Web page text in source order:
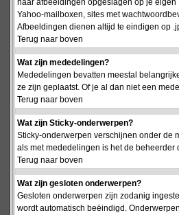
naar afbeeldingen opgeslagen op je
Yahoo-mailboxen, sites met
Afbeeldingen dienen altijd te eindigen op
Terug naar boven
Wat zijn mededelingen?
Mededelingen bevatten meestal
ze zijn geplaatst. Of je al dan niet een
Terug naar boven
Wat zijn Sticky-onderwerpen?
Sticky-onderwerpen verschijnen onder de
als met mededelingen is het de
Terug naar boven
Wat zijn gesloten onderwerpen?
Gesloten onderwerpen zijn zodanig
wordt automatisch beëindigd.